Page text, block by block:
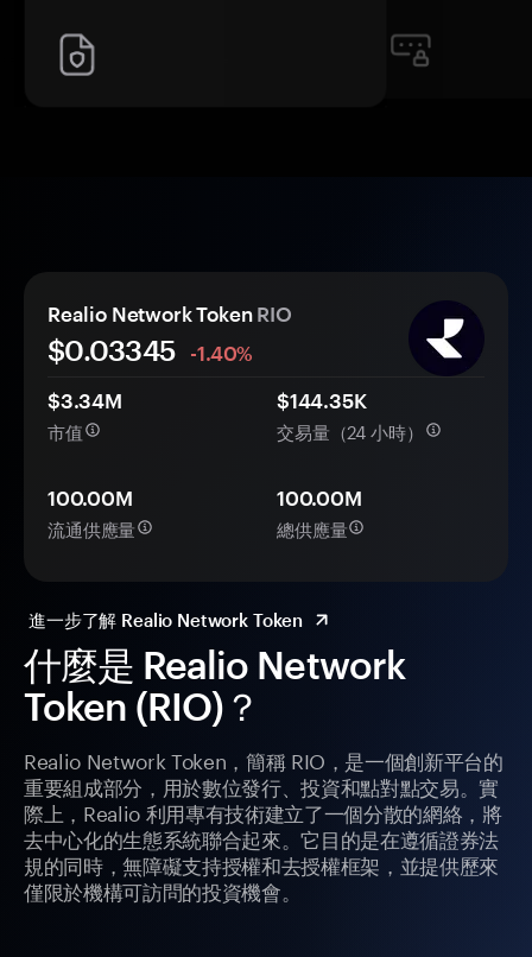
什麼是 Realio Network
Token (RIO)？
Realio Network Token，簡稱 RIO，是一個創新平台的
重要組成部分，用於數位發行、投資和點對點交易。實
際上，Realio 利用專有技術建立了一個分散的網絡，將
去中心化的生態系統聯合起來。它目的是在遵循證券法
規的同時，無障礙支持授權和去授權框架，並提供歷來
僅限於機構可訪問的投資機會。
Realio Network Token RIO
$0.03345
-1.40%
$3.34M
市值
$144.35K
交易量（24 小時）
100.00M
流通供應量
100.00M
總供應量
進一步了解 Realio Network Token